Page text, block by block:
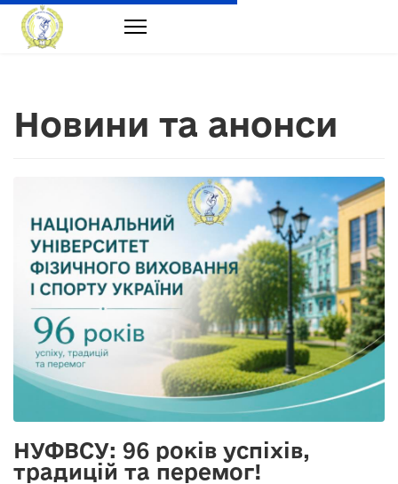
Новини та анонси
НУФВСУ: 96 років успіхів,
традицій та перемог!